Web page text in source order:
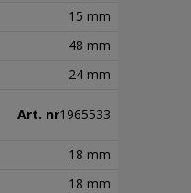
15 mm
48 mm
24 mm
Art. nr1965533
18 mm
18 mm